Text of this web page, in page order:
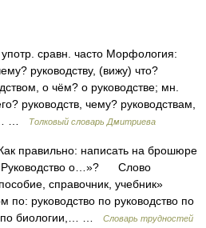
сравн. часто Морфология:
руководству, (вижу) что?
о чём? о руководстве; мн.
руководств, чему? руководствам,
…
Толковый словарь Дмитриева
правильно: написать на брошюре
о…»? Слово
справочник, учебник»
по: руководство по руководство по
по биологии,… …
Словарь трудностей